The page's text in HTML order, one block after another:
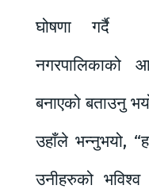
घोषणा गर्दै
नगरपालिकाको
बनाएको बताउनु
उहाँले भन्नुभयो,
उनीहरुको